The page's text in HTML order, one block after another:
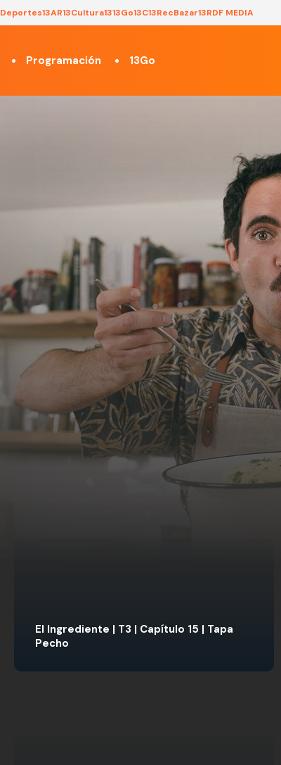
Deportes13AR13Cultura1313Go13C13RecBazar13RDF MEDIA
Programación 13Go
El Ingrediente | T3 | Capítulo 15 | Tapa
Pecho